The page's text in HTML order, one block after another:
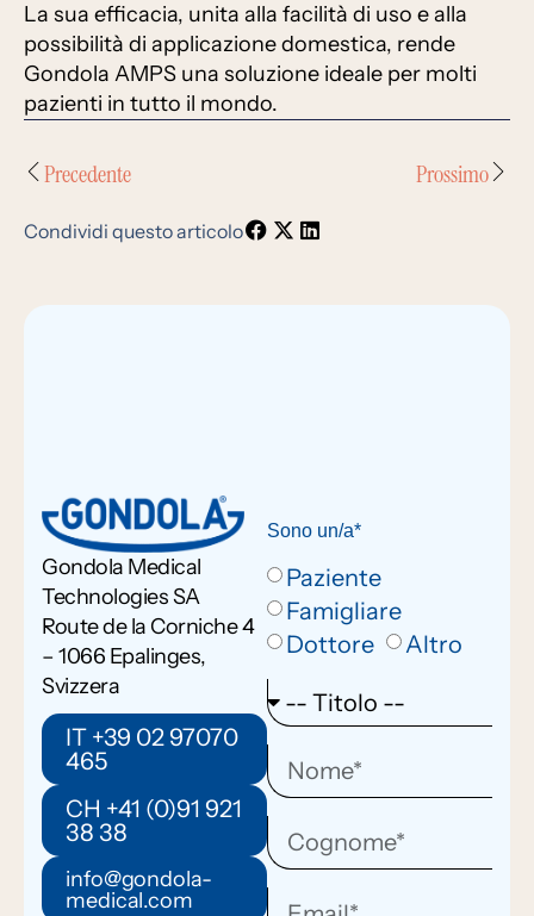
La sua efficacia, unita alla facilità di uso e alla
possibilità di applicazione domestica, rende
Gondola AMPS una soluzione ideale per molti
pazienti in tutto il mondo.
Precedente Prossimo
Condividi questo articolo
Gondola Medical
Technologies SA
Route de la Corniche 4
– 1066 Epalinges,
Svizzera
IT +39 02 97070
465
CH +41 (0)91 921
38 38
info@gondola-
medical.com
Sono un/a*
Paziente
Famigliare
Dottore
Altro